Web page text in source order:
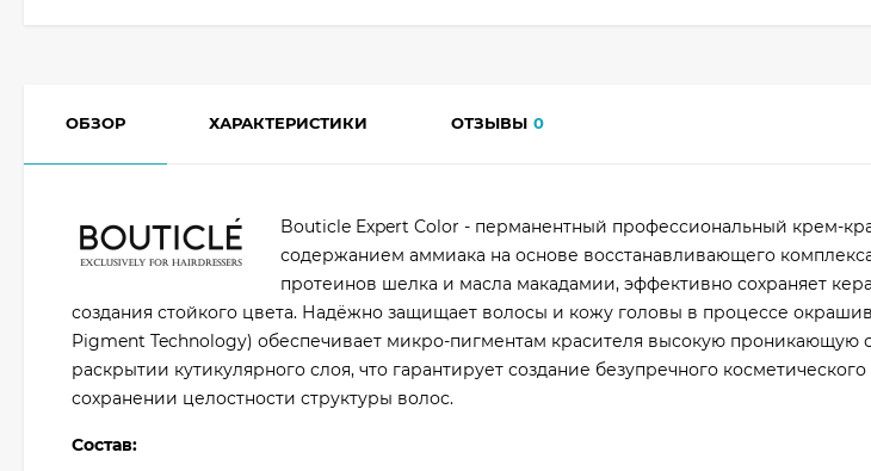
ОБЗОР ХАРАКТЕРИСТИКИ ОТЗЫВЫ 0
Bouticle Expert Color - перманентный профессиональный крем-
содержанием аммиака на основе восстанавливающего
протеинов шелка и масла макадамии, эффективно сохраняет
создания стойкого цвета. Надёжно защищает волосы и кожу головы в процессе
Pigment Technology) обеспечивает микро-пигментам красителя высокую проникающую
раскрытии кутикулярного слоя, что гарантирует создание безупречного
сохранении целостности структуры волос.
Состав: